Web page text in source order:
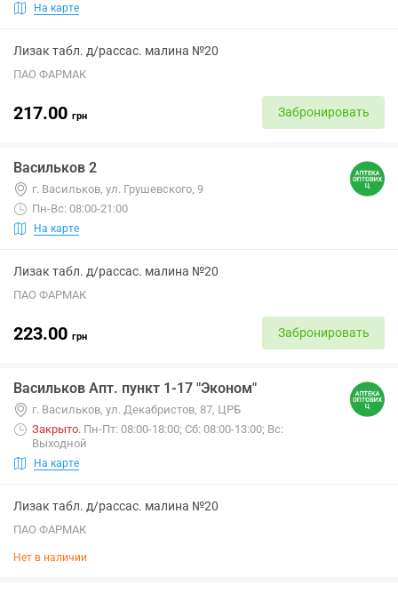
На карте
Лизак табл. д/рассас. малина №20
ПАО ФАРМАК
217.00 грн Забронировать
Васильков 2
г. Васильков, ул. Грушевского, 9
Пн-Вс: 08:00-21:00
На карте
Лизак табл. д/рассас. малина №20
ПАО ФАРМАК
223.00 грн Забронировать
Васильков Апт. пункт 1-17 "Эконом"
г. Васильков, ул. Декабристов, 87, ЦРБ
Закрыто. Пн-Пт: 08:00-18:00; Сб: 08:00-13:00; Вс:
Выходной
На карте
Лизак табл. д/рассас. малина №20
ПАО ФАРМАК
Нет в наличии